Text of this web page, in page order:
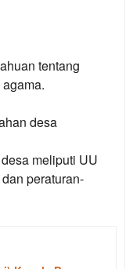
tentang
desa
meliputi UU
peraturan-